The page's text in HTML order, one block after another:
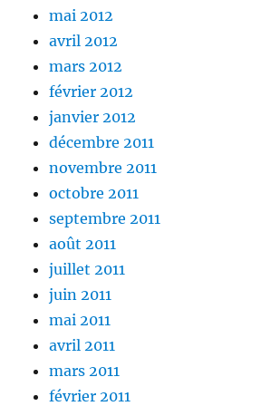
mai 2012
avril 2012
mars 2012
février 2012
janvier 2012
décembre 2011
novembre 2011
octobre 2011
septembre 2011
août 2011
juillet 2011
juin 2011
mai 2011
avril 2011
mars 2011
février 2011